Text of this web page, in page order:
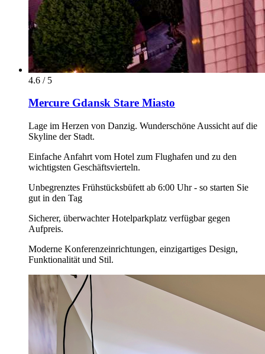
4.6 / 5
Mercure Gdansk Stare Miasto
Lage im Herzen von Danzig. Wunderschöne Aussicht auf die
Skyline der Stadt.
Einfache Anfahrt vom Hotel zum Flughafen und zu den
wichtigsten Geschäftsvierteln.
Unbegrenztes Frühstücksbüfett ab 6:00 Uhr - so starten Sie
gut in den Tag
Sicherer, überwachter Hotelparkplatz verfügbar gegen
Aufpreis.
Moderne Konferenzeinrichtungen, einzigartiges Design,
Funktionalität und Stil.